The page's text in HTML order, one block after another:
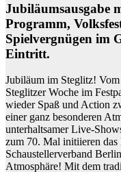
Jubiläumsausgabe
Programm,
Spielvergnügen im
Eintritt.
Jubiläum im Steglitz!
Steglitzer Woche im
wieder Spaß und Action
einer ganz besonderen
unterhaltsamerLive-
zum 70. Mal initiieren
Schaustellerverband
Atmosphäre! Mit dem